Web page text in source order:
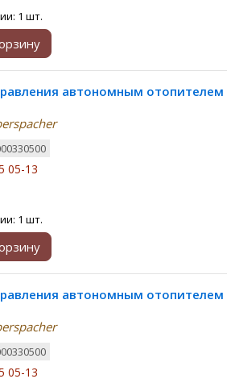
1 шт.
автономным отопителем
05-13
1 шт.
автономным отопителем
05-13